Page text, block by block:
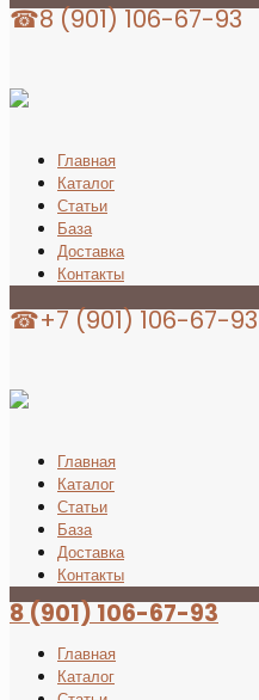
☎8 (901) 106-67-93
Главная
Каталог
Статьи
База
Доставка
Контакты
☎+7 (901) 106-67-93
Главная
Каталог
Статьи
База
Доставка
Контакты
8 (901) 106-67-93
Главная
Каталог